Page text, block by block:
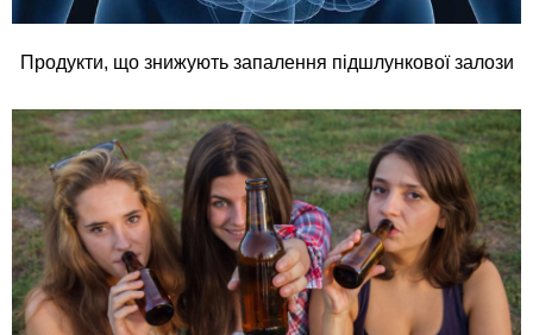
Продукти, що знижують запалення підшлункової залози